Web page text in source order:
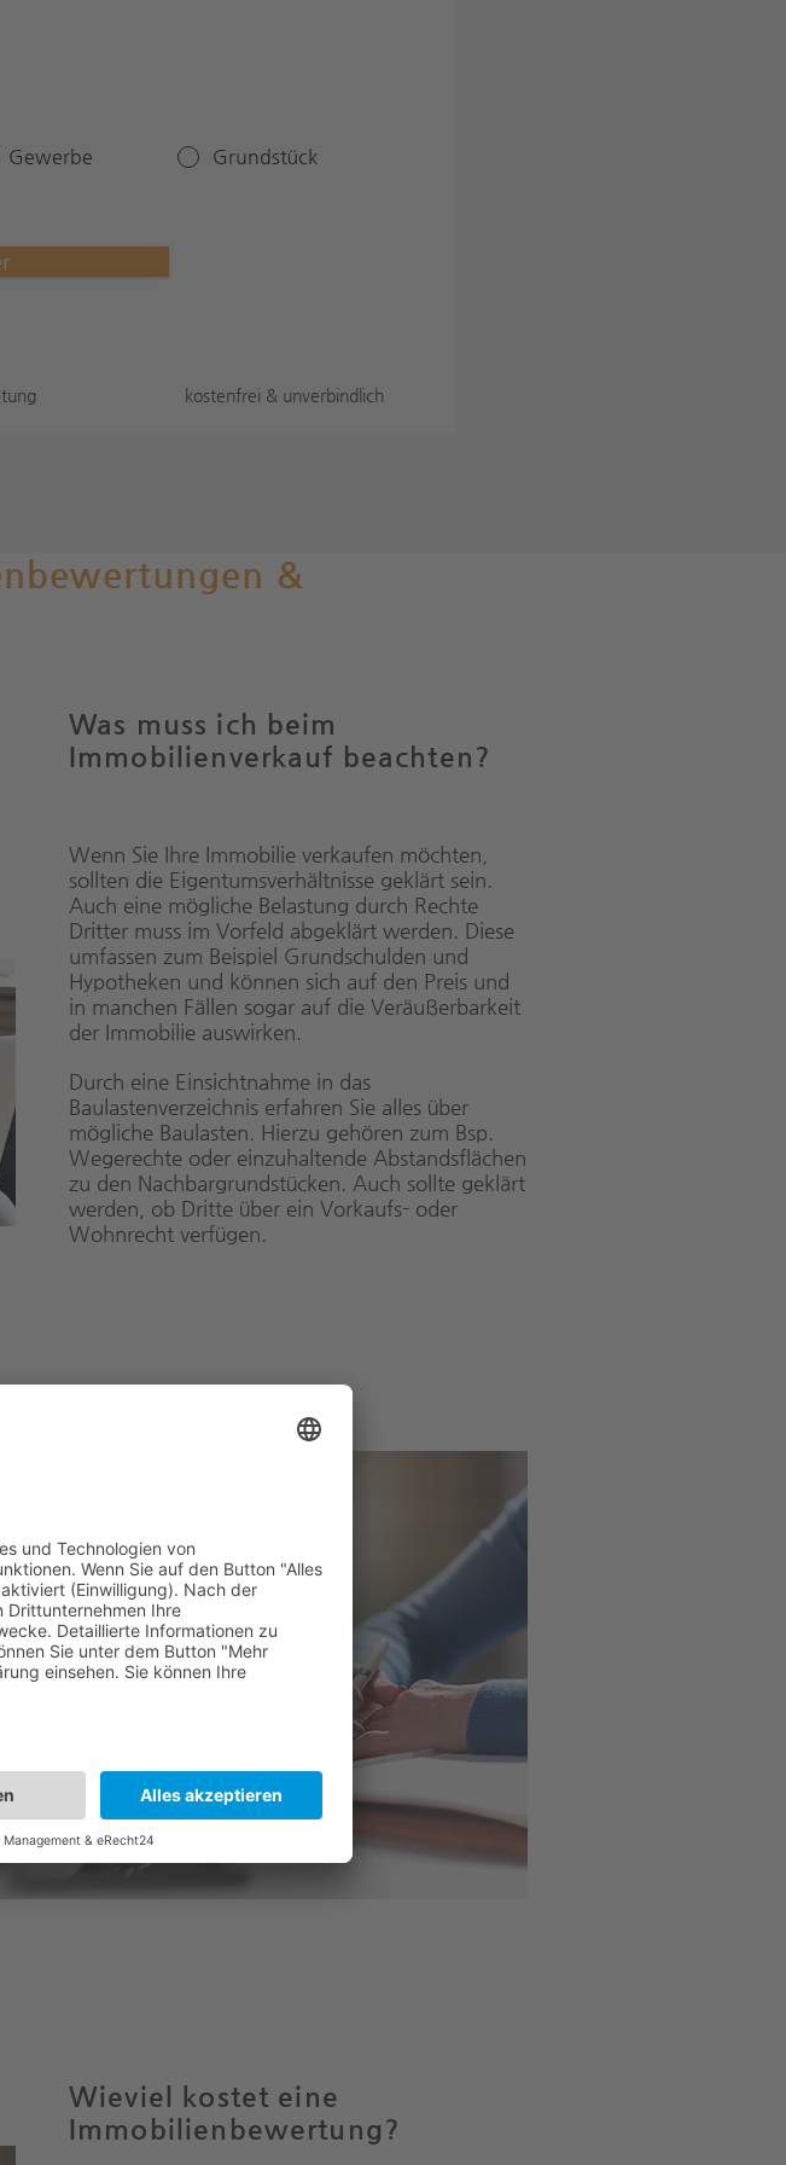
Gewerbe Grundstück
kostenfrei & unverbindlich
&
Was muss ich beim
Immobilienverkauf beachten?
Wenn Sie Ihre Immobilie verkaufen möchten,
sollten die Eigentumsverhältnisse geklärt sein.
Auch eine mögliche Belastung durch Rechte
Dritter muss im Vorfeld abgeklärt werden. Diese
umfassen zum Beispiel Grundschulden und
Hypotheken und können sich auf den Preis und
in manchen Fällen sogar auf die Veräußerbarkeit
der Immobilie auswirken.
Durch eine Einsichtnahme in das
Baulastenverzeichnis erfahren Sie alles über
mögliche Baulasten. Hierzu gehören zum Bsp.
Wegerechte oder einzuhaltende Abstandsflächen
zu den Nachbargrundstücken. Auch sollte geklärt
werden, ob Dritte über ein Vorkaufs- oder
Wohnrecht verfügen.
Wieviel kostet eine
Immobilienbewertung?